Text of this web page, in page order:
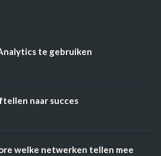
te gebruiken
naar succes
welke netwerken tellen mee